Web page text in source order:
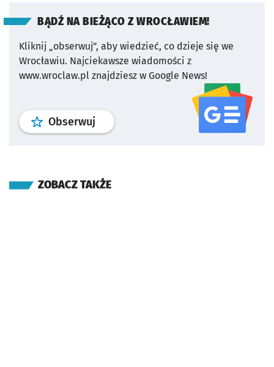
BĄDŹ NA BIEŻĄCO Z WROCŁAWIEM!
Kliknij „obserwuj”, aby wiedzieć, co dzieje się we
Wrocławiu. Najciekawsze wiadomości z
www.wroclaw.pl znajdziesz w Google News!
Obserwuj profil serwisu
ZOBACZ TAKŻE